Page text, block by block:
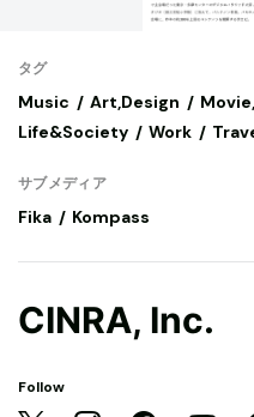
タグ
Music Art,Design
Life&Society
Work
サブメディア
Fika Kompass
CINRA, Inc.
Follow